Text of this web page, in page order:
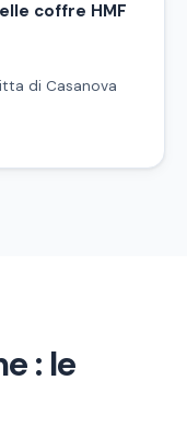
coffre HMF
di Casanova
: le